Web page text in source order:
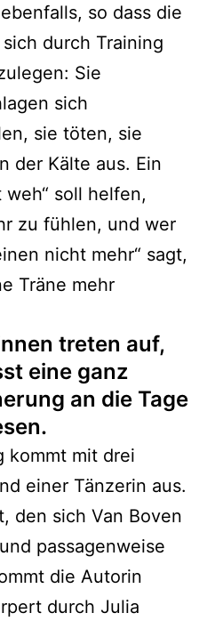
so dass die
durch Training
Sie
sich
sie töten, sie
der Kälte aus. Ein
soll helfen,
zu fühlen, und wer
nicht mehr“ sagt,
Träne mehr
treten auf,
eine ganz
an die Tage
kommt mit drei
einer Tänzerin aus.
den sich Van Boven
passagenweise
die Autorin
durch Julia